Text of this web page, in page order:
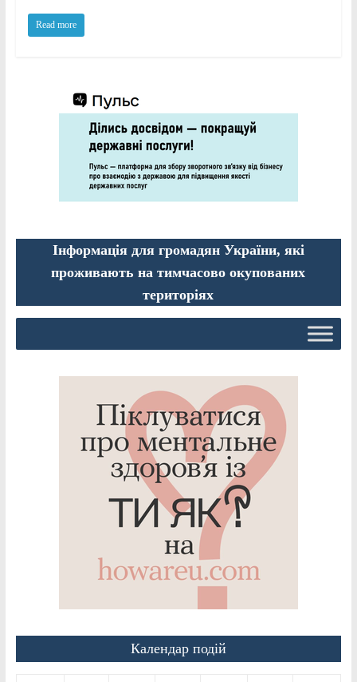
Read more
Інформація для громадян України, які
проживають на тимчасово окупованих
територіях
Календар подій